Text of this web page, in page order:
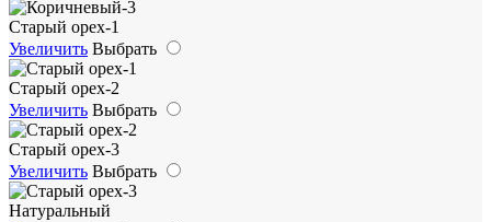
Старый орех-1
Увеличить Выбрать
Старый орех-2
Увеличить Выбрать
Старый орех-3
Увеличить Выбрать
Натуральный